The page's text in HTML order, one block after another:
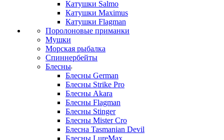
Катушки Salmo
Катушки Maximus
Катушки Flagman
Поролоновые приманки
Мушки
Морская рыбалка
Спиннербейты
Блесны
Блесны German
Блесны Strike Pro
Блесны Akara
Блесны Flagman
Блесны Stinger
Блесны Mister Cro
Блесна Tasmanian Devil
Блесны LureMax